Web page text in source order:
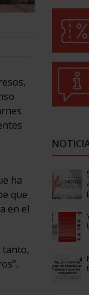
ha
que
en el
tanto,